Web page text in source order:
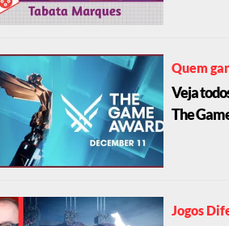
Quem
Veja
The
Jogos